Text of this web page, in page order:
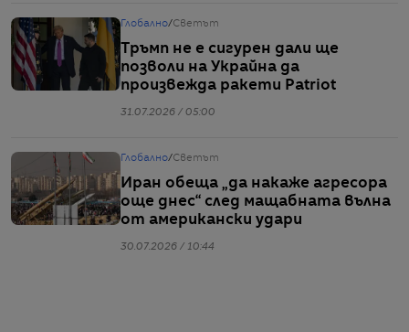
Глобално/Светът
Тръмп не е сигурен дали ще
позволи на Украйна да
произвежда ракети Patriot
31.07.2026 / 05:00
Глобално/Светът
Иран обеща „да накаже агресора
още днес“ след мащабната вълна
от американски удари
30.07.2026 / 10:44